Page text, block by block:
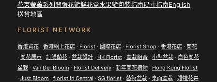
花束奢華系列開張花籃鮮花盒水果籃包裝指南尺寸指南English
送貨地區
FLORIST NETWORK
香港買花· 香港網上花店· Florist· 國際花店· Florist Shop · 香港花店· 蘭花
· 蘭花展示· 訂購蘭花· 盆栽設計· HK Florist· 盆栽組合· 小型盆栽· 白色蘭花
盆栽· Van Der Bloom · Florist Delivery· 新年蘭花植物· Hong Kong Florist
· Just Bloom · florist in Central · SG florist· 藝術盆栽· 桌面盆栽· 婚禮花卉